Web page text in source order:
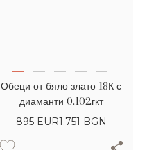
Обеци от бяло злато 18К с
диаманти 0.102гкт
895 EUR1.751 BGN